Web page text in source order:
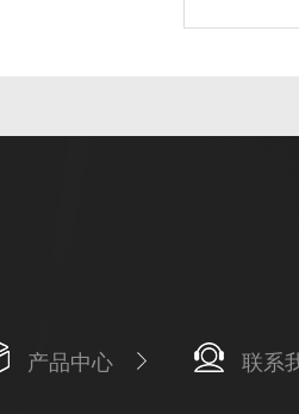
产品中心 联系